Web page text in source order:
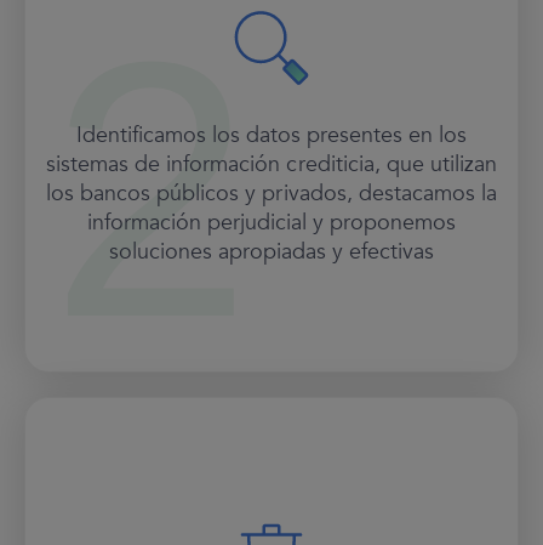
Identificamos los datos presentes en los
sistemas de información crediticia, que utilizan
los bancos públicos y privados, destacamos la
información perjudicial y proponemos
soluciones apropiadas y efectivas